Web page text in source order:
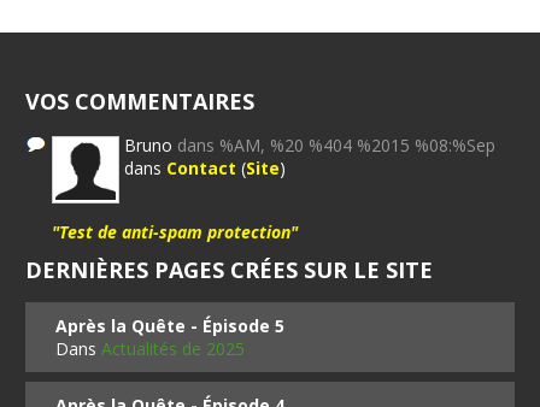
VOS COMMENTAIRES
Bruno dans %AM, %20 %404 %2015 %08:%Sep
dans Contact (Site)
"Test de anti-spam protection"
DERNIÈRES PAGES CRÉES SUR LE SITE
Après la Quête - Épisode 5
DansActualités de 2025